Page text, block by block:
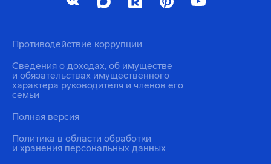
Политика в области обработки
и хранения персональных данных
Противодействие коррупции
Сведения о доходах, об имуществе
и обязательствах имущественного
характера руководителя и членов его
семьи
Полная версия